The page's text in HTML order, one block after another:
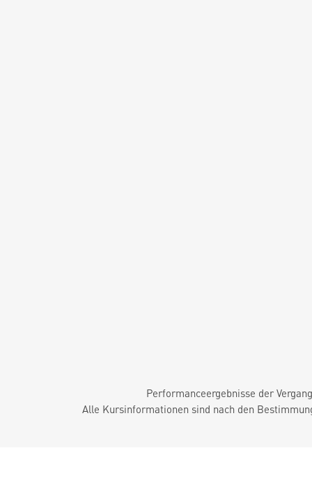
Performanceergebnisse der
Alle Kursinformationen sind nach den